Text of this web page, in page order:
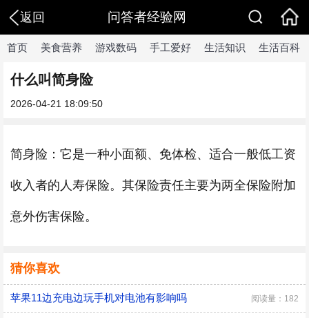
返回 问答者经验网
首页 美食营养 游戏数码 手工爱好 生活知识 生活百科
什么叫简身险
2026-04-21 18:09:50
简身险：它是一种小面额、免体检、适合一般低工资
收入者的人寿保险。其保险责任主要为两全保险附加
意外伤害保险。
猜你喜欢
苹果11边充电边玩手机对电池有影响吗 阅读量：182